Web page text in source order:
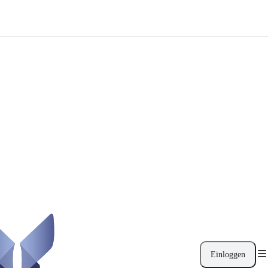
Einloggen